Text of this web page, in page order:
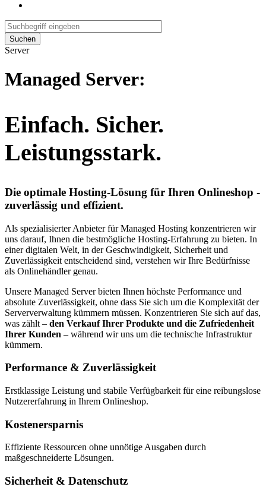
Suchen
Server
Managed Server:
Einfach. Sicher.
Leistungsstark.
Die optimale Hosting-Lösung für Ihren Onlineshop -
zuverlässig und effizient.
Als spezialisierter Anbieter für Managed Hosting konzentrieren wir
uns darauf, Ihnen die bestmögliche Hosting-Erfahrung zu bieten. In
einer digitalen Welt, in der Geschwindigkeit, Sicherheit und
Zuverlässigkeit entscheidend sind, verstehen wir Ihre Bedürfnisse
als Onlinehändler genau.
Unsere Managed Server bieten Ihnen höchste Performance und
absolute Zuverlässigkeit, ohne dass Sie sich um die Komplexität der
Serververwaltung kümmern müssen. Konzentrieren Sie sich auf das,
was zählt – den Verkauf Ihrer Produkte und die Zufriedenheit
Ihrer Kunden – während wir uns um die technische Infrastruktur
kümmern.
Performance & Zuverlässigkeit
Erstklassige Leistung und stabile Verfügbarkeit für eine reibungslose
Nutzererfahrung in Ihrem Onlineshop.
Kostenersparnis
Effiziente Ressourcen ohne unnötige Ausgaben durch
maßgeschneiderte Lösungen.
Sicherheit & Datenschutz